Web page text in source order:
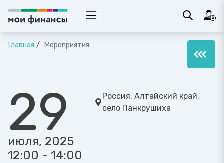
Главная Мероприятия
29
июля, 2025
12:00 - 14:00
Россия, Алтайский край,
село Панкрушиха